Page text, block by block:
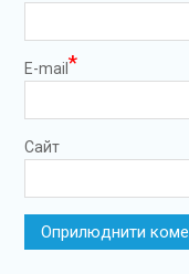
E-mail *
Сайт